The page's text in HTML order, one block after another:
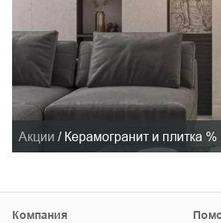
Акции / Керамогранит и плитка %
Компания